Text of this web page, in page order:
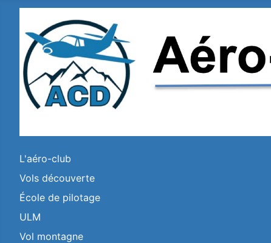
L'aéro-club
Vols découverte
École de pilotage
ULM
Vol montagne